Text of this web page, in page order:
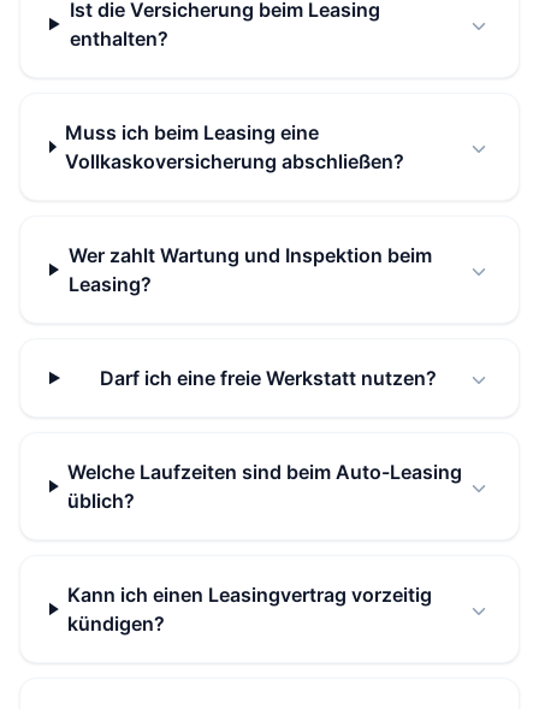
Ist die Versicherung beim Leasing
enthalten?
Muss ich beim Leasing eine
Vollkaskoversicherung abschließen?
Wer zahlt Wartung und Inspektion beim
Leasing?
Darf ich eine freie Werkstatt nutzen?
Welche Laufzeiten sind beim Auto-Leasing
üblich?
Kann ich einen Leasingvertrag vorzeitig
kündigen?